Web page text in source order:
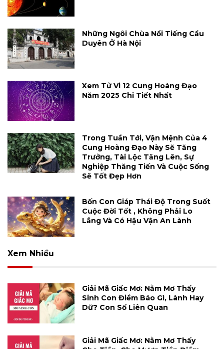
Những Ngôi Chùa Nổi Tiếng Cầu
Duyên Ở Hà Nội
Xem Tử Vi 12 Cung Hoàng Đạo
Năm 2025 Chi Tiết Nhất
Trong Tuần Tới, Vận Mệnh Của 4
Cung Hoàng Đạo Này Sẽ Tăng
Trưởng, Tài Lộc Tăng Lên, Sự
Nghiệp Thăng Tiến Và Cuộc Sống
Sẽ Tốt Đẹp Hơn
Bốn Con Giáp Thái Độ Trong Suốt
Cuộc Đời Tốt , Không Phải Lo
Lắng Và Có Hậu Vận An Lành
Xem Nhiều
Giải Mã Giấc Mơ: Nằm Mơ Thấy
Sinh Con Điềm Báo Gì, Lành Hay
Dữ? Con Số Liên Quan
Giải Mã Giấc Mơ: Nằm Mơ Thấy